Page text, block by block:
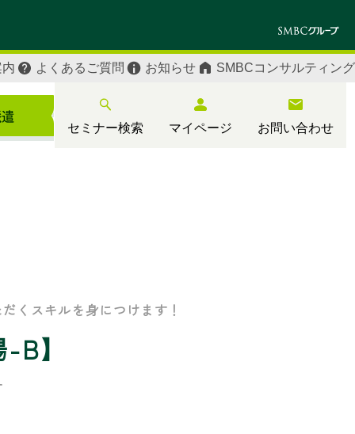
セミナー検索 マイページ お問い合わせ
よくあるご質問 お知らせ SMBCコンサルティング
くスキルを身につけます！
】